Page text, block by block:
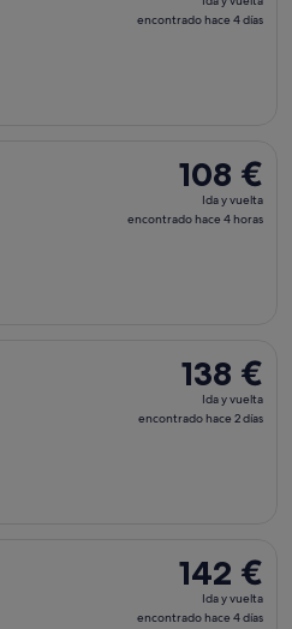
y
encontrado hace 4 días
108 €
Ida
y
108 €
Ida y vuelta
encontrado hace 4 horas
138 €
Ida
y
138 €
Ida y vuelta
encontrado hace 2 días
142 €
Ida
y
142 €
Ida y vuelta
encontrado hace 4 días